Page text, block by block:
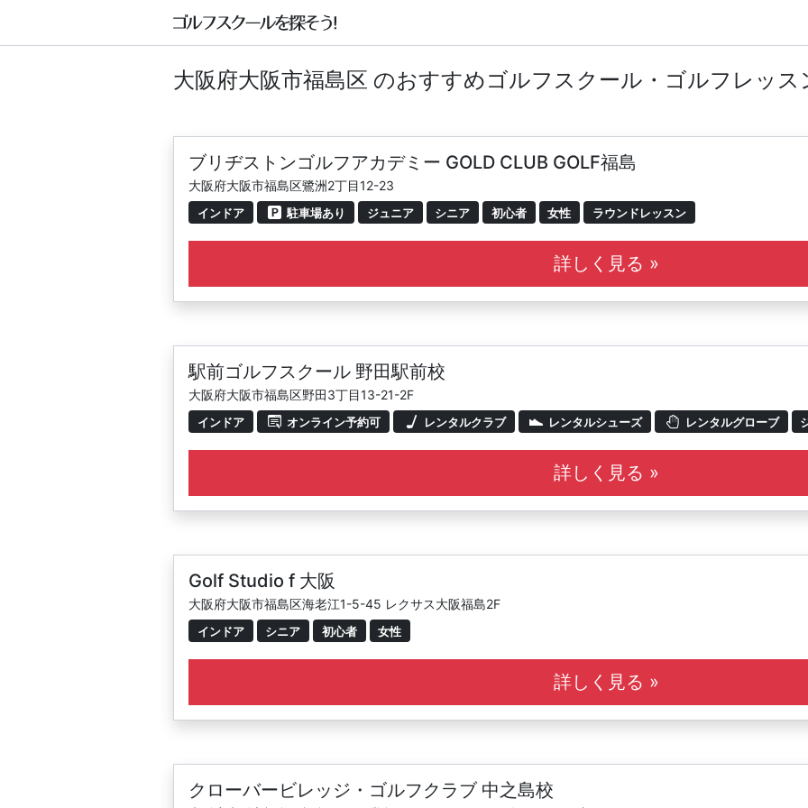
大阪府大阪市福島区 のおすすめゴルフスクール・ゴルフレッス
ブリヂストンゴルフアカデミー GOLD CLUB GOLF福島
大阪府大阪市福島区鷺洲2丁目12-23
インドア 駐車場あり ジュニア シニア 初心者 女性 ラウンドレッスン
詳しく見る »
駅前ゴルフスクール 野田駅前校
大阪府大阪市福島区野田3丁目13-21-2F
インドア オンライン予約可 レンタルクラブ レンタルシューズ レンタルグローブ
詳しく見る »
Golf Studio f 大阪
大阪府大阪市福島区海老江1-5-45 レクサス大阪福島2F
インドア シニア 初心者 女性
詳しく見る »
クローバービレッジ・ゴルフクラブ 中之島校